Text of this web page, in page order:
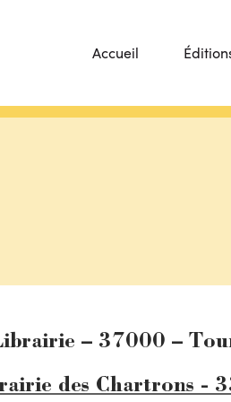
Accueil
– 37000 –
des Chartrons -